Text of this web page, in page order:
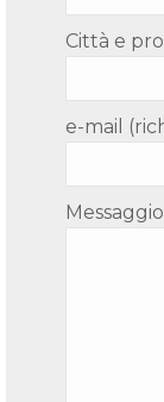
Città e
e-mail
Messaggio